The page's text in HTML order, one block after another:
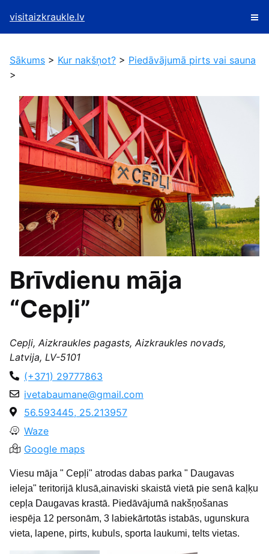
visitaizkraukle.lv
Sākums > Kur nakšņot? > Piedāvājumā pirts vai sauna
>
Brīvdienu māja
“Cepļi”
Cepļi, Aizkraukles pagasts, Aizkraukles novads,
Latvija, LV-5101
(+371) 29777863
ivetabaumane@gmail.com
56.593445, 25.213957
Waze
Google maps
Viesu māja " Cepļi" atrodas dabas parka " Daugavas
ieleja" teritorijā klusā,ainaviski skaistā vietā pie senā kaļķu
cepļa Daugavas krastā. Piedāvājumā nakšņošanas
iespēja 12 personām, 3 labiekārtotās istabās, ugunskura
vieta, lapene, pirts, kubuls, sporta laukumi, telts vietas.